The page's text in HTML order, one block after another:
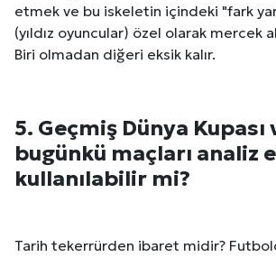
etmek ve bu iskeletin içindeki "fark
(yıldız oyuncular) özel olarak mercek
Biri olmadan diğeri eksik kalır.
5. Geçmiş Dünya
bugünkü maçları analiz
kullanılabilir mi?
Tarih tekerrürden ibaret midir?